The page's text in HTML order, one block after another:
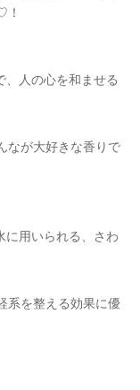
、人の心を和ませる
なが大好きな香りで
に用いられる、さわ
系を整える効果に優